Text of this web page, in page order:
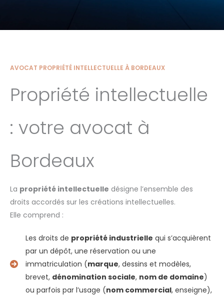
AVOCAT PROPRIÉTÉ INTELLECTUELLE À BORDEAUX
Propriété intellectuelle
: votre avocat à
Bordeaux
La propriété intellectuelle désigne l’ensemble des
droits accordés sur les créations intellectuelles.
Elle comprend :
Les droits de propriété industrielle qui s’acquièrent
par un dépôt, une réservation ou une
immatriculation (marque, dessins et modèles,
brevet, dénomination sociale, nom de domaine)
ou parfois par l’usage (nom commercial, enseigne),